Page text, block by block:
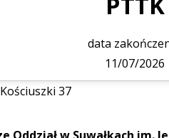
data
11/07/2026
37